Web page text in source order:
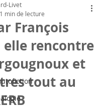
François
elle rencontre
et
tout au
Livet
1 min de lecture